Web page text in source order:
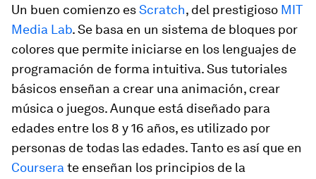
Un buen comienzo esScratch, del prestigioso MIT
Media Lab. Se basa en un sistema de bloques por
colores que permite iniciarse en los lenguajes de
programación de forma intuitiva. Sus tutoriales
básicos enseñan a crear una animación, crear
música o juegos. Aunque está diseñado para
edades entre los 8 y 16 años, es utilizado por
personas de todas las edades. Tanto es así que en
Coursera te enseñan los principios de la